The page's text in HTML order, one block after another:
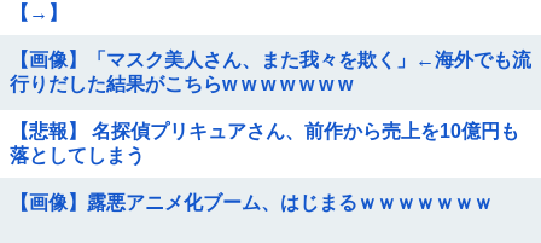
【→】
【画像】「マスク美人さん、また我々を欺く」←海外でも流
行りだした結果がこちらw w w w w w w
【悲報】 名探偵プリキュアさん、前作から売上を10億円も
落としてしまう
【画像】露悪アニメ化ブーム、はじまるｗｗｗｗｗｗｗ